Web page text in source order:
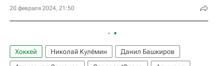
20 февраля 2024, 21:50
Хоккей Николай Кулёмин
Данил Башкиров